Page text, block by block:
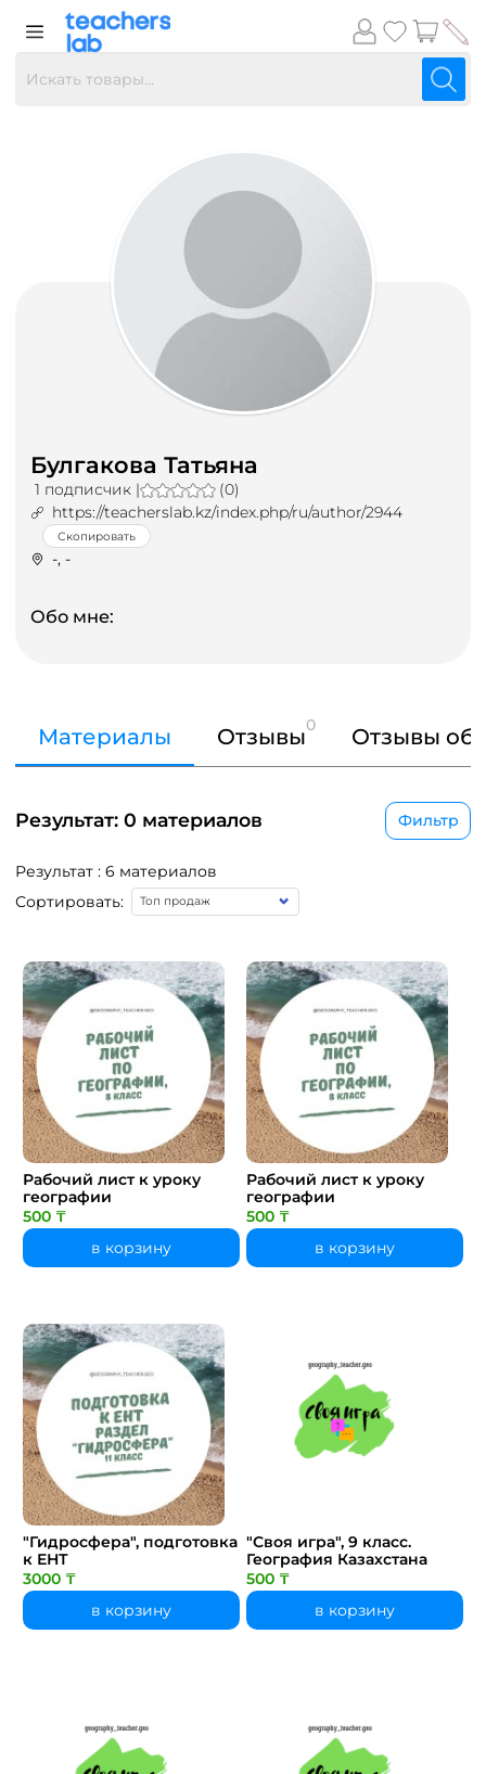
Булгакова Татьяна
1 подписчик |
(0)
https://teacherslab.kz/index.php/ru/author/2944
Скопировать
-, -
Обо мне:
Материалы Отзывы0 Отзывы об
Результат: 0 материалов Фильтр
Результат : 6 материалов
Сортировать:
Рабочий лист к уроку
географии
500 ₸
в корзину
Рабочий лист к уроку
географии
500 ₸
в корзину
"Гидросфера", подготовка
к ЕНТ
3000 ₸
в корзину
"Своя игра", 9 класс.
География Казахстана
500 ₸
в корзину